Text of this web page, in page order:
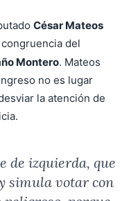
César Mateos
del
Montero. Mateos
no es lugar
la atención de
de izquierda, que
simula votar con